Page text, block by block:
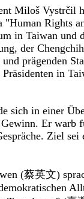
Miloš
"Human Rights
in Taiwan
der
prägenden
in
sich in einer
Er warb
Ziel
(蔡英文)